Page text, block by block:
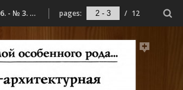
Харламов, С. Г. А зритель мой особенного рода ... / Харламов С. // Мурманский берег : культурологический выпуск / Ассоц. творч. союзов. - Мурманск, 2006. - № 3. - С. 195-206. pages: / 12